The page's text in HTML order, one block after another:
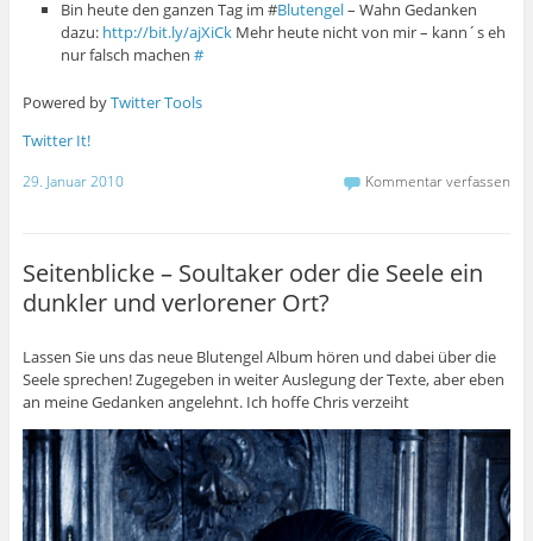
Bin heute den ganzen Tag im #Blutengel– Wahn Gedanken
dazu: http://bit.ly/ajXiCk Mehr heute nicht von mir – kann´s eh
nur falsch machen#
Powered byTwitter Tools
Twitter It!
29. Januar 2010 Kommentar verfassen
Seitenblicke – Soultaker oder die Seele ein
dunkler und verlorener Ort?
Lassen Sie uns das neue Blutengel Album hören und dabei über die
Seele sprechen! Zugegeben in weiter Auslegung der Texte, aber eben
an meine Gedanken angelehnt. Ich hoffe Chris verzeiht